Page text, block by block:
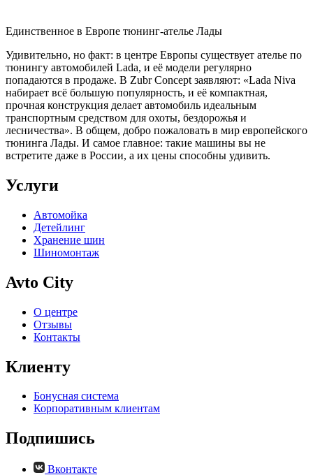
Единственное в Европе тюнинг-ателье Лады
Удивительно, но факт: в центре Европы существует ателье по
тюнингу автомобилей Lada, и её модели регулярно
попадаются в продаже. В Zubr Concept заявляют: «Lada Niva
набирает всё большую популярность, и её компактная,
прочная конструкция делает автомобиль идеальным
транспортным средством для охоты, бездорожья и
лесничества». В общем, добро пожаловать в мир европейского
тюнинга Лады. И самое главное: такие машины вы не
встретите даже в России, а их цены способны удивить.
Услуги
Автомойка
Детейлинг
Хранение шин
Шиномонтаж
Avto City
О центре
Отзывы
Контакты
Клиенту
Бонусная система
Корпоративным клиентам
Подпишись
Вконтакте